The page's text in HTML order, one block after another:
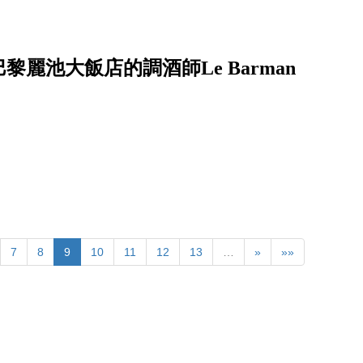
麗池大飯店的調酒師Le Barman
7 8 9 10 11 12 13 … » »»